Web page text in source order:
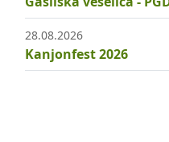
28.08.2026
Kanjonfest 2026